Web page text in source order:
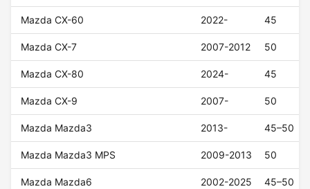
Mazda CX-60 2022- 45
Mazda CX-7 2007-2012 50
Mazda CX-80 2024- 45
Mazda CX-9 2007- 50
Mazda Mazda3 2013- 45–50
Mazda Mazda3 MPS 2009-2013 50
Mazda Mazda6 2002-2025 45–50